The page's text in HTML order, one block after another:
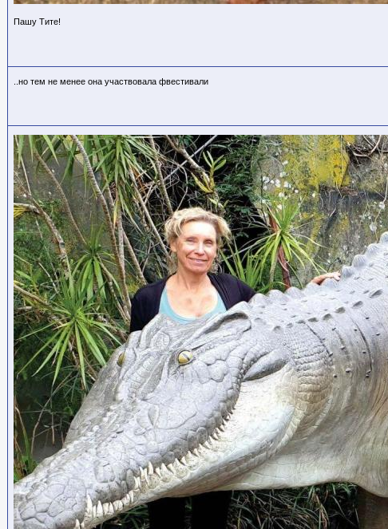
Пашу Тите!
..но тем не менее она участвовала фвестивали